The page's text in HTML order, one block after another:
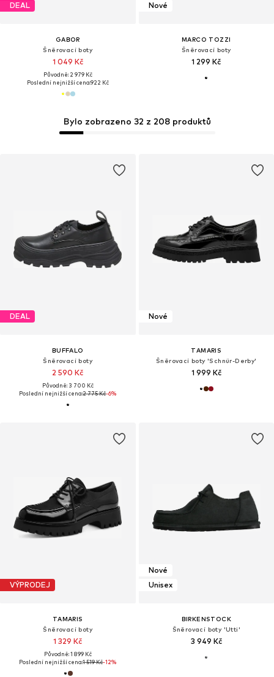
DEAL
GABOR
Šněrovací boty
1 049 Kč
Původně: 2 979 Kč
Poslední nejnižší cena:922 Kč
Nové
MARCO TOZZI
Šněrovací boty
1 299 Kč
Bylo zobrazeno 32 z 208 produktů
DEAL
BUFFALO
Šněrovací boty
2 590 Kč
Původně: 3 700 Kč
Poslední nejnižší cena:2 775 Kč-6%
Nové
TAMARIS
Šněrovací boty 'Schnür-Derby'
1 999 Kč
VÝPRODEJ
TAMARIS
Šněrovací boty
1 329 Kč
Původně: 1 899 Kč
Poslední nejnižší cena:1 519 Kč-12%
Nové
Unisex
BIRKENSTOCK
Šněrovací boty 'Utti'
3 949 Kč